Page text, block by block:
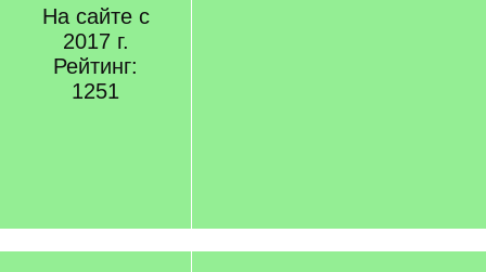
На сайте с
2017 г.
Рейтинг:
1251